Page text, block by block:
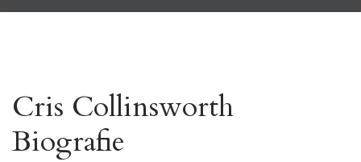
Cris Collinsworth
Biografie